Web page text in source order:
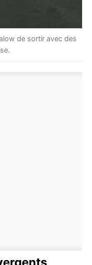
de sortir avec des